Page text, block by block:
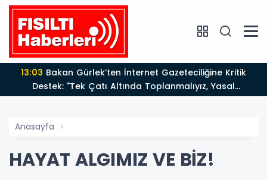
13:03
Destek: "Tek Çatı Altında Toplanmalıyız, Yasal
Düzenlemeye Hazırız"
Anasayfa
HAYAT ALGIMIZ VE BİZ!